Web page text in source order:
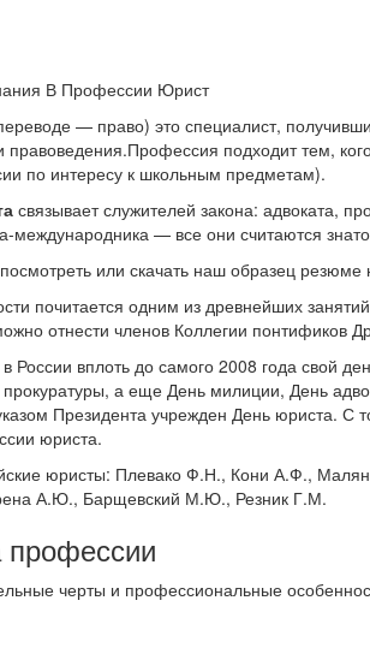
— право) это специалист,
правоведения.Профессия подходит тем,
по интересу к школьным предметам).
связывает служителей закона: адвоката,
международника — все они считаются
или скачать наш образец резюме
почитается одним из древнейших
отнести членов Коллегии понтификов
вплоть до самого 2008 года свой
а еще День милиции, День
Президента учрежден День юриста. С
юриста.
юристы: Плевако Ф.Н., Кони А.Ф.,
А.Ю., Барщевский М.Ю., Резник Г.М.
черты и профессиональные